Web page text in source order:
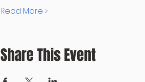
Read More >
Share This Event